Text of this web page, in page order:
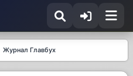
Журнал Главбух